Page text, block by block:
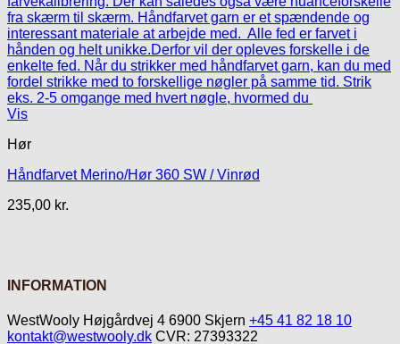
Vis
Hør
Håndfarvet Merino/Hør 360 SW / Vinrød
235,00 kr.
INFORMATION
WestWooly Højgårdvej 4 6900 Skjern +45 41 82 18 10
kontakt@westwooly.dk CVR: 27393322